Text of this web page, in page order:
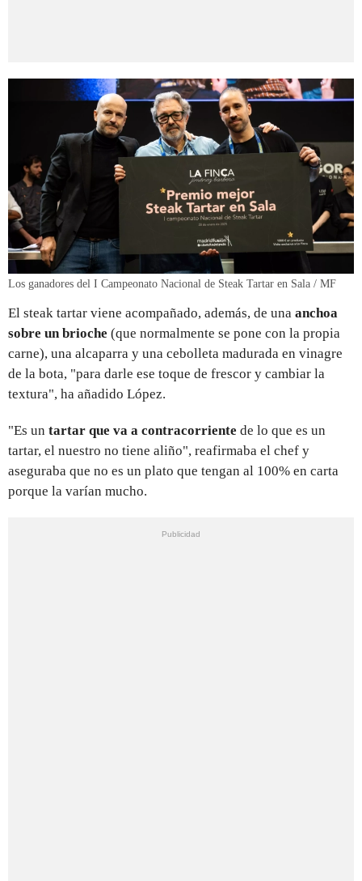
Los ganadores del I Campeonato Nacional de Steak Tartar en Sala / MF
El steak tartar viene acompañado, además, de una anchoa
sobre un brioche (que normalmente se pone con la propia
carne), una alcaparra y una cebolleta madurada en vinagre
de la bota, "para darle ese toque de frescor y cambiar la
textura", ha añadido López.
"Es un tartar que va a contracorriente de lo que es un
tartar, el nuestro no tiene aliño", reafirmaba el chef y
aseguraba que no es un plato que tengan al 100% en carta
porque la varían mucho.